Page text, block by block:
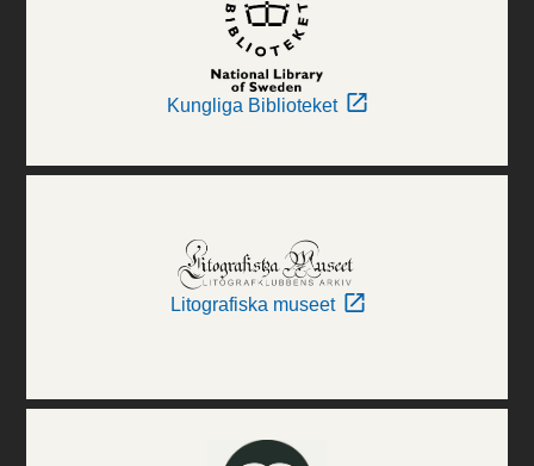
Kungliga Biblioteket
Litografiska museet